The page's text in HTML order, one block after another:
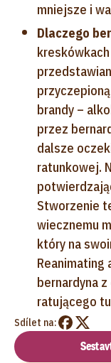
mniejsze i
Dlaczego
brandy –
przez
dalsze
ratunkowej.
Stworzenie
wiecznemu
który na
Reanimating
bernardyna
ratującego
Sdílet na: